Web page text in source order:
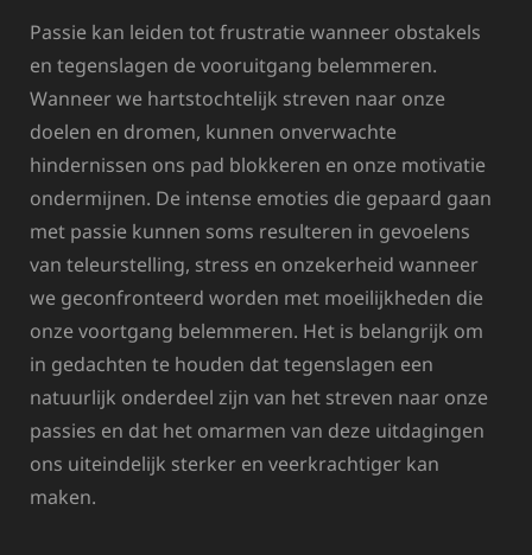
Passie kan leiden tot frustratie wanneer obstakels
en tegenslagen de vooruitgang belemmeren.
Wanneer we hartstochtelijk streven naar onze
doelen en dromen, kunnen onverwachte
hindernissen ons pad blokkeren en onze motivatie
ondermijnen. De intense emoties die gepaard gaan
met passie kunnen soms resulteren in gevoelens
van teleurstelling, stress en onzekerheid wanneer
we geconfronteerd worden met moeilijkheden die
onze voortgang belemmeren. Het is belangrijk om
in gedachten te houden dat tegenslagen een
natuurlijk onderdeel zijn van het streven naar onze
passies en dat het omarmen van deze uitdagingen
ons uiteindelijk sterker en veerkrachtiger kan
maken.